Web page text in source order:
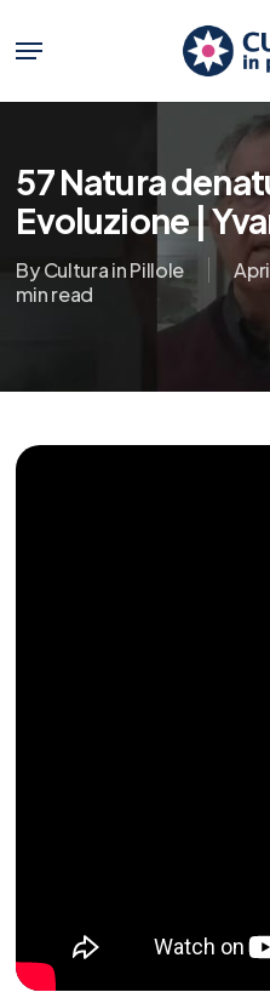
main
content
Menu
57 Natura
Evoluzione |
ByCultura in Pillole
min read